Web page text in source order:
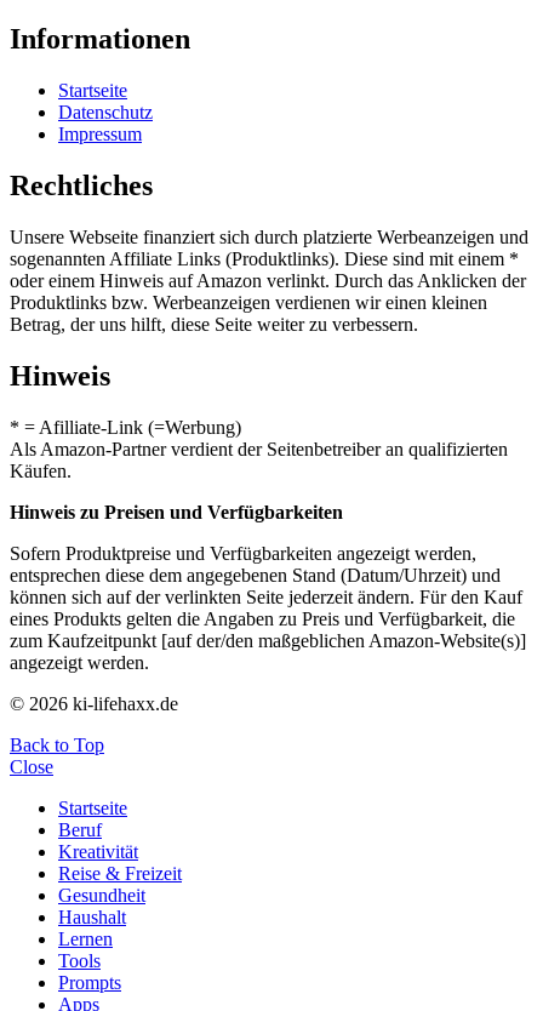
Informationen
Startseite
Datenschutz
Impressum
Rechtliches
Unsere Webseite finanziert sich durch platzierte Werbeanzeigen und
sogenannten Affiliate Links (Produktlinks). Diese sind mit einem *
oder einem Hinweis auf Amazon verlinkt. Durch das Anklicken der
Produktlinks bzw. Werbeanzeigen verdienen wir einen kleinen
Betrag, der uns hilft, diese Seite weiter zu verbessern.
Hinweis
* = Afilliate-Link (=Werbung)
Als Amazon-Partner verdient der Seitenbetreiber an qualifizierten
Käufen.
Hinweis zu Preisen und Verfügbarkeiten
Sofern Produktpreise und Verfügbarkeiten angezeigt werden,
entsprechen diese dem angegebenen Stand (Datum/Uhrzeit) und
können sich auf der verlinkten Seite jederzeit ändern. Für den Kauf
eines Produkts gelten die Angaben zu Preis und Verfügbarkeit, die
zum Kaufzeitpunkt [auf der/den maßgeblichen Amazon-Website(s)]
angezeigt werden.
© 2026 ki-lifehaxx.de
Back to Top
Close
Startseite
Beruf
Kreativität
Reise & Freizeit
Gesundheit
Haushalt
Lernen
Tools
Prompts
Apps